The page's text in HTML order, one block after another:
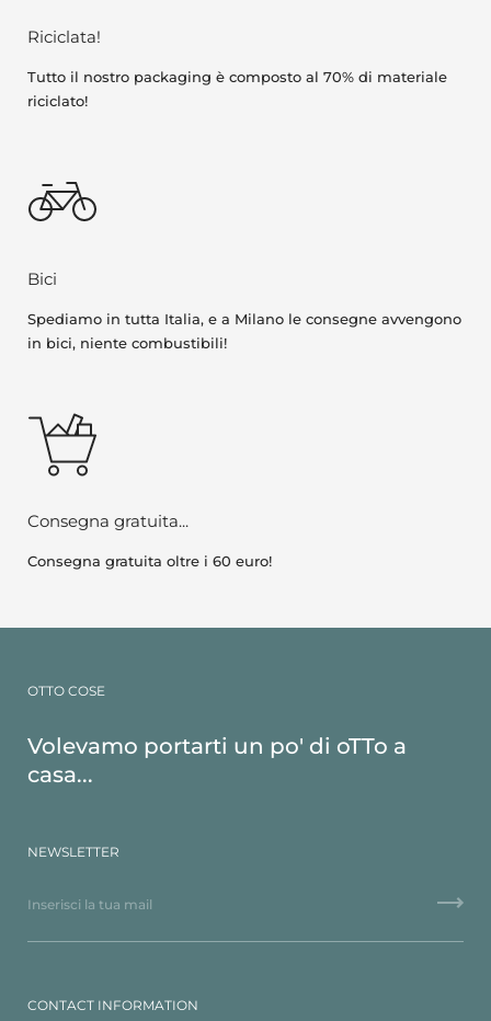
Riciclata!
Tutto il nostro packaging è composto al 70% di materiale
riciclato!
Bici
Spediamo in tutta Italia, e a Milano le consegne avvengono
in bici, niente combustibili!
Consegna gratuita...
Consegna gratuita oltre i 60 euro!
OTTO COSE
Volevamo portarti un po' di oTTo a
casa...
NEWSLETTER
CONTACT INFORMATION